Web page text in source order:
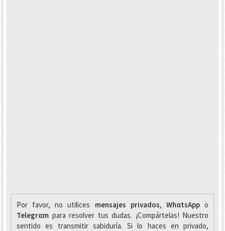
Por favor, no utilices mensajes privados, WhαtsAppo
Telegrαm para resolver tus dudas. ¡Compártelas! Nuestro
sentido es transmitir sabiduría. Si lo haces en privado,